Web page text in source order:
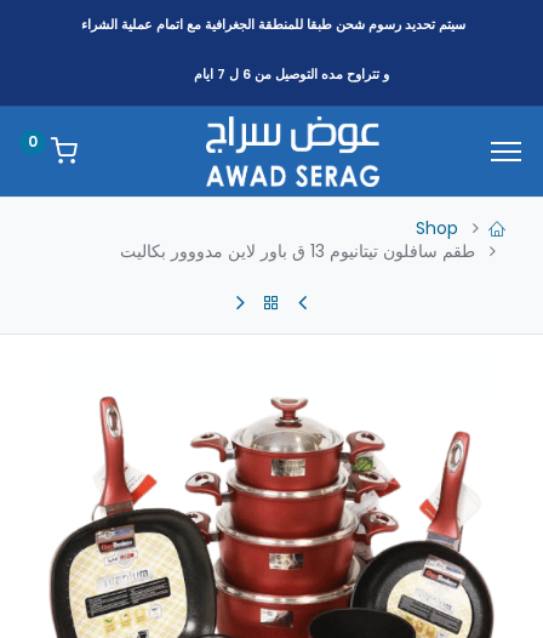
سيتم تحديد رسوم شحن طبقا للمنطقةالجغرافية مع اتمام عملية الشراء
و تتراوح مده التوصيل من 6 ل 7 ايام
0
Shop
طقم سافلون تيتانيوم 13 ق باور لاين مدووور بكاليت